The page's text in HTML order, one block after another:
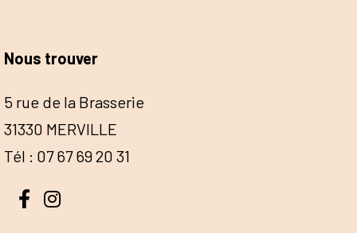
Nous trouver
5 rue de la Brasserie
31330 MERVILLE
Tél : 07 67 69 20 31